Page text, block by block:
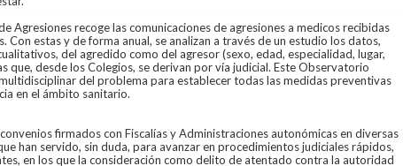
Agresiones recoge las comunicaciones de agresiones a medicos recibidas
Con estas y de forma anual, se analizan a través de un estudio los datos,
del agredido como del agresor (sexo, edad, especialidad, lugar,
que, desde los Colegios, se derivan por vía judicial. Este Observatorio
del problema para establecer todas las medidas preventivas
en el ámbito sanitario.
firmados con Fiscalías y Administraciones autonómicas en diversas
han servido, sin duda, para avanzar en procedimientos judiciales rápidos,
en los que la consideración como delito de atentado contra la autoridad